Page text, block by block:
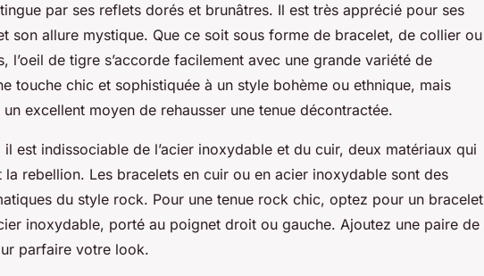
par ses reflets dorés et brunâtres. Il est très apprécié pour ses
son allure mystique. Que ce soit sous forme de bracelet, de collier ou
l’oeil de tigre s’accorde facilement avec une grande variété de
touche chic et sophistiquée à un style bohème ou ethnique, mais
excellent moyen de rehausser une tenue décontractée.
est indissociable de l’acier inoxydable et du cuir, deux matériaux qui
rebellion. Les bracelets en cuir ou en acier inoxydable sont des
du style rock. Pour une tenue rock chic, optez pour un bracelet
inoxydable, porté au poignet droit ou gauche. Ajoutez une paire de
parfaire votre look.